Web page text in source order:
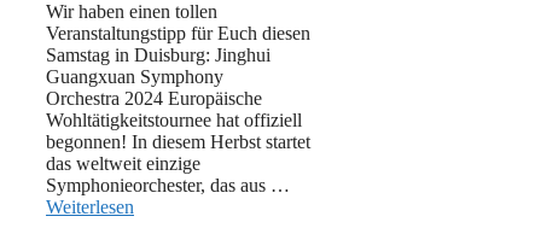
Wir haben einen tollen
Veranstaltungstipp für Euch diesen
Samstag in Duisburg: Jinghui
Guangxuan Symphony
Orchestra 2024 Europäische
Wohltätigkeitstournee hat offiziell
begonnen! In diesem Herbst startet
das weltweit einzige
Symphonieorchester, das aus …
Weiterlesen